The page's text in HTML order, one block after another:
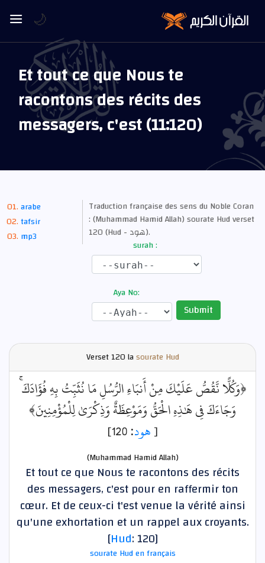
Et tout ce que Nous te
racontons des récits des
messagers, c'est (11:120)
arabe
tafsir
mp3
Traduction française des sens du Noble Coran
: (Muhammad Hamid Allah) sourate Hud verset
120 (Hud - هود).
surah :
Aya No:
Submit
Verset120 lasourate Hud
﴿وَكُلًّا نَّقُصُّ عَلَيْكَ مِنْ أَنبَاءِ الرُّسُلِ مَا نُثَبِّتُ بِهِ فُؤَادَكَ ۚ
وَجَاءَكَ فِي هَٰذِهِ الْحَقُّ وَمَوْعِظَةٌ وَذِكْرَىٰ لِلْمُؤْمِنِينَ﴾
[هود: 120]
(Muhammad Hamid Allah)
Et tout ce que Nous te racontons des récits
des messagers, c'est pour en raffermir ton
cœur. Et de ceux-ci t'est venue la vérité ainsi
qu'une exhortation et un rappel aux croyants.
[Hud: 120]
sourate Hud en français
🌙